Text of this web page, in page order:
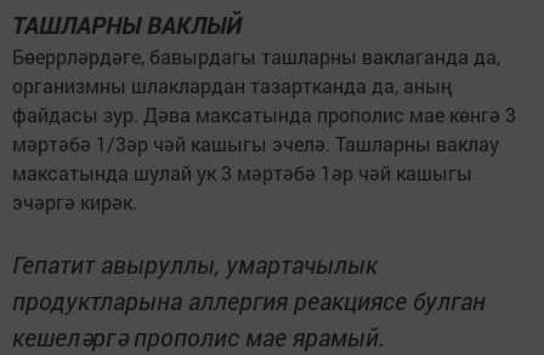
ТАШЛАРНЫ ВАКЛЫЙ
Бөеррләрдәге, бавырдагы ташларны ваклаганда да,
организмны шлаклардан тазартканда да, аның
файдасы зур. Дәва максатында прополис мае көнгә 3
мәртәбә 1/3әр чәй кашыгы эчелә. Ташларны ваклау
максатында шулай ук 3 мәртәбә 1әр чәй кашыгы
эчәргә кирәк.
Гепатит авыруллы, умартачылык
продуктларына аллергия реакциясе булган
кешеләргә прополис мае ярамый.